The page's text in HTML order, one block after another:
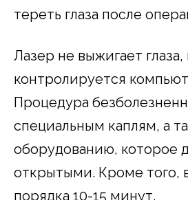
тереть глаза после
Лазер не выжигает глаза,
контролируется
Процедура
специальным каплям, а
оборудованию, которое
открытыми. Кроме того,
порядка 10-15 минут.